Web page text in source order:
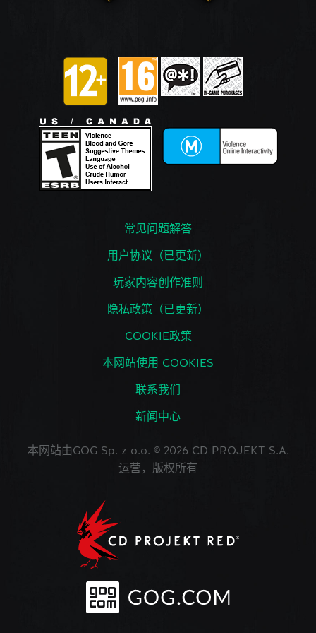
常见问题解答
用户协议（已更新）
玩家内容创作准则
隐私政策（已更新）
COOKIE政策
本网站使用 COOKIES
联系我们
新闻中心
本网站由GOG Sp. z o.o. © 2026 CD PROJEKT S.A.
运营，版权所有